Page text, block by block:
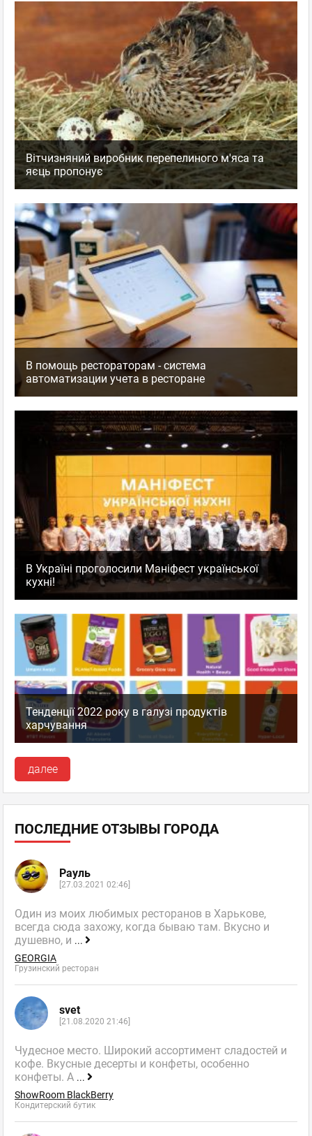
Вітчизняний виробник перепелиного м'яса та
яєць пропонує
В помощь рестораторам - система
автоматизации учета в ресторане
В Україні проголосили Маніфест української
кухні!
Тенденції 2022 року в галузі продуктів
харчування
далее
ПОСЛЕДНИЕ ОТЗЫВЫ ГОРОДА
Рауль
[27.03.2021 02:46]
Один из моих любимых ресторанов в Харькове,
всегда сюда захожу, когда бываю там. Вкусно и
душевно, и ...
GEORGIA
Грузинский ресторан
svet
[21.08.2020 21:46]
Чудесное место. Широкий ассортимент сладостей и
кофе. Вкусные десерты и конфеты, особенно
конфеты. А ...
ShowRoom BlackBerry
Кондитерский бутик